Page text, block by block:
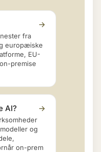
→
fra
europæiske
EU-
premise
AI? →
og
on-prem